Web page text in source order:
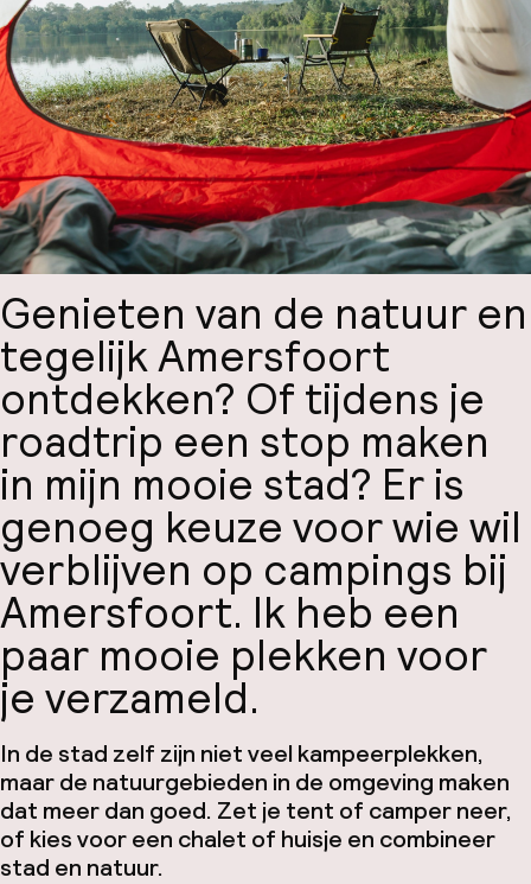
Genieten van de natuur en
tegelijk Amersfoort
ontdekken? Of tijdens je
roadtrip een stop maken
in mijn mooie stad? Er is
genoeg keuze voor wie wil
verblijven op campings bij
Amersfoort. Ik heb een
paar mooie plekken voor
je verzameld.
In de stad zelf zijn niet veel kampeerplekken,
maar de natuurgebieden in de omgeving maken
dat meer dan goed. Zet je tent of camper neer,
of kies voor een chalet of huisje en combineer
stad en natuur.